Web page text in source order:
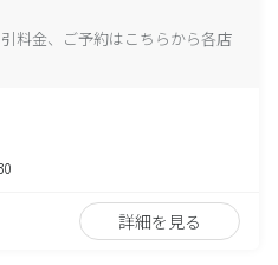
料金、ご予約はこちらから各店
詳細を見る